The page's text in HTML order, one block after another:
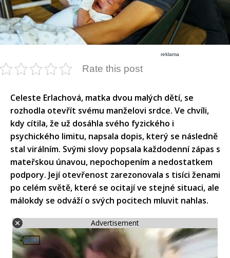
reklama
Rate this post
Celeste Erlachová, matka dvou malých dětí, se
rozhodla otevřít svému manželovi srdce. Ve chvíli,
kdy cítila, že už dosáhla svého fyzického i
psychického limitu, napsala dopis, který se následně
stal virálním. Svými slovy popsala každodenní zápas s
mateřskou únavou, nepochopením a nedostatkem
podpory. Její otevřenost zarezonovala s tisíci ženami
po celém světě, které se ocitají ve stejné situaci, ale
málokdy se odváží o svých pocitech mluvit nahlas.
Advertisement